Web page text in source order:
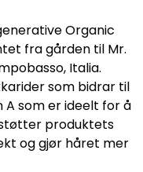
Organic
fra gården til Mr.
Italia.
som bidrar til
A som er ideelt for å
produktets
og gjør håret mer